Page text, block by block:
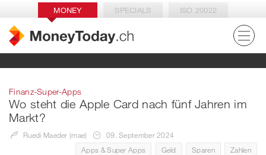
MONEY SPECIALS ISO 20022
Finanz-Super-Apps
Wo steht die Apple Card nach fünf Jahren im
Markt?
Ruedi Maeder (mae)
09. September 2024
Apps & Super Apps
Geld Sparen Zahlen